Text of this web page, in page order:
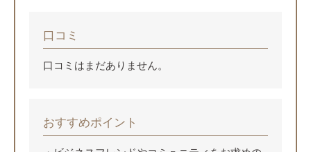
口コミ
おすすめポイント